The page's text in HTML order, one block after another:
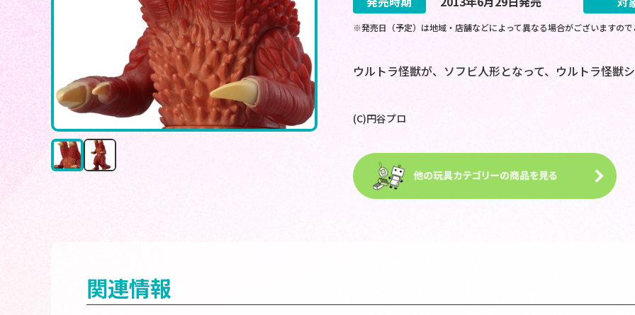
※発売日（予定）は地域・店舗などによって異なる場合がございますの
ウルトラ怪獣が、ソフビ人形となって、ウルトラ怪獣
(C)円谷プロ
関連情報